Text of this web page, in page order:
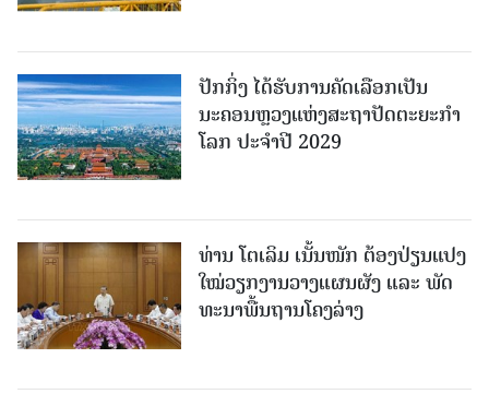
ປັກກິ່ງ ໄດ້ຮັບການຄັດເລືອກເປັນ
ນະຄອນຫຼວງແຫ່ງສະຖາປັດຕະຍະກຳ
ໂລກ ປະຈຳປີ 2029
ທ່ານ ໂຕ​ເລິມ ເນັ້ນໜັກ ຕ້ອງ​ປ່ຽນ​ແປງ​
ໃໝ່​ວຽກ​ງານ​ວາງ​ແຜນ​ຜັງ ແລະ ​ພັດ​
ທະ​ນາ​ພື້ນ​ຖານ​ໂຄງ​ລ່າງ